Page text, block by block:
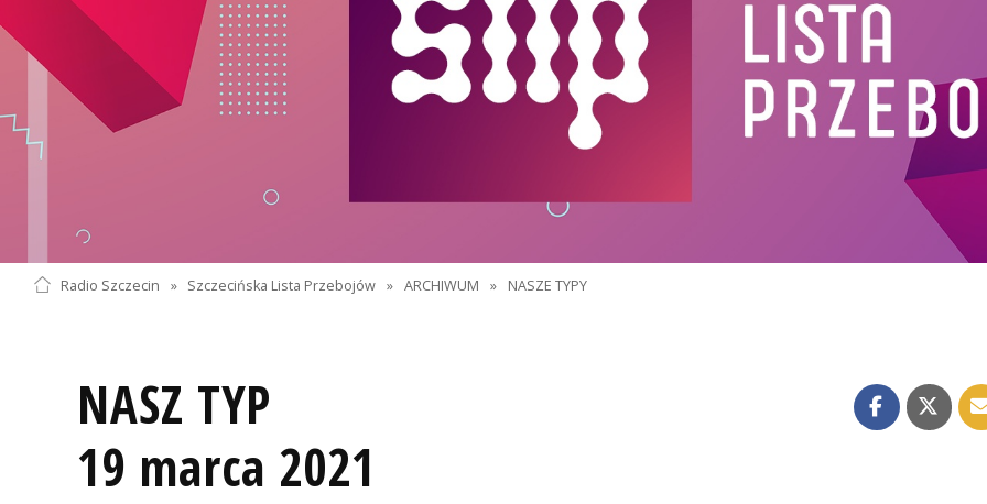
Radio Szczecin » Szczecińska Lista Przebojów » ARCHIWUM » NASZE TYPY
NASZ TYP
19 marca 2021